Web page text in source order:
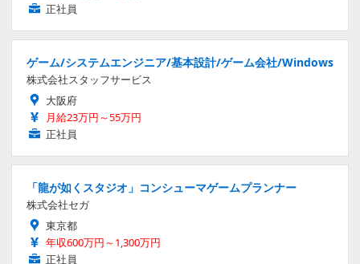
正社員
ゲーム/システムエンジニア/基本設計/ゲーム会社/Windows
株式会社スタッフサービス
大阪府
月給23万円～55万円
正社員
「龍が如くスタジオ」コンシューマゲームプランナー
株式会社セガ
東京都
年収600万円～1,300万円
正社員